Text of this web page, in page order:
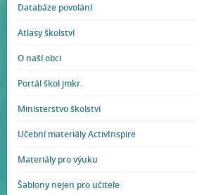
Databáze povolání
Atlasy školství
O naší obci
Portál škol jmkr.
Ministerstvo školství
Učební materiály ActivInspire
Materiály pro výuku
Šablony nejen pro učitele